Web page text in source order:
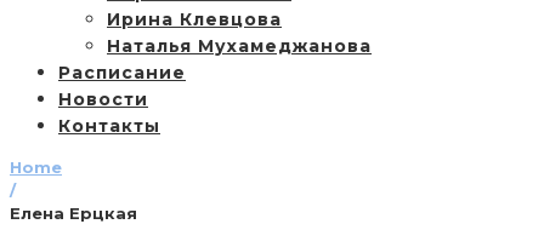
Ирина Клевцова
Наталья Мухамеджанова
Расписание
Новости
Контакты
Home
/
Елена Ерцкая